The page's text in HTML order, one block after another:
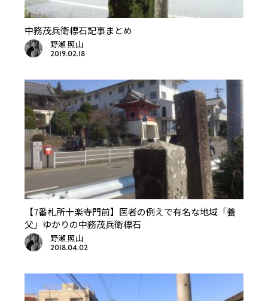
中務茂兵衛標石記事まとめ
野瀬 照山
2019.02.18
【7番札所十楽寺門前】医者の例えで有名な地域「養
父」ゆかりの中務茂兵衛標石
野瀬 照山
2018.04.02